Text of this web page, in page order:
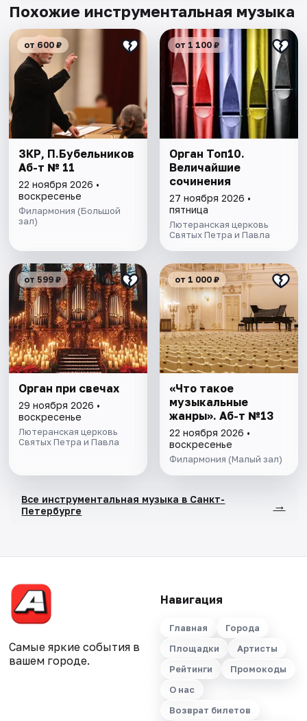
Похожие инструментальная музыка
от 600 ₽
ЗКР, П.Бубельников
Аб-т № 11
22 ноября 2026 •
воскресенье
Филармония (Большой
зал)
от 1 100 ₽
Орган Топ10.
Величайшие
сочинения
27 ноября 2026 •
пятница
Лютеранская церковь
Святых Петра и Павла
от 599 ₽
Орган при свечах
29 ноября 2026 •
воскресенье
Лютеранская церковь
Святых Петра и Павла
от 1 000 ₽
«Что такое
музыкальные
жанры». Аб-т №13
22 ноября 2026 •
воскресенье
Филармония (Малый зал)
Все инструментальная музыка в Санкт-
Петербурге
→
Самые яркие события в
вашем городе.
Навигация
Главная
Города
Площадки
Артисты
Рейтинги
Промокоды
О нас
Возврат билетов